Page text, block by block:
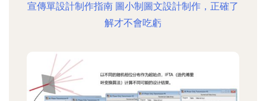
宣傳單設計制作指南 圖小制圖文設計制作，正確了
解才不會吃虧